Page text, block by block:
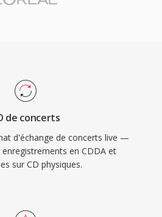
de concerts
d'échange de concerts live —
en CDDA et
sur CD physiques.